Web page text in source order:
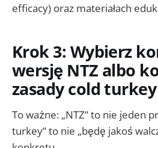
efficacy) oraz materiałach
Krok 3: Wybierz
wersję NTZ albo
zasady cold turkey
To ważne: „NTZ” to nie jeden
turkey” to nie „będę jakoś